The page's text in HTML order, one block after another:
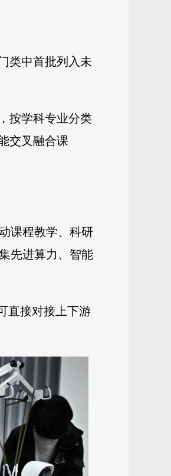
类中首批列入未
按学科专业分类
交叉融合课
课程教学、科研
先进算力、智能
直接对接上下游